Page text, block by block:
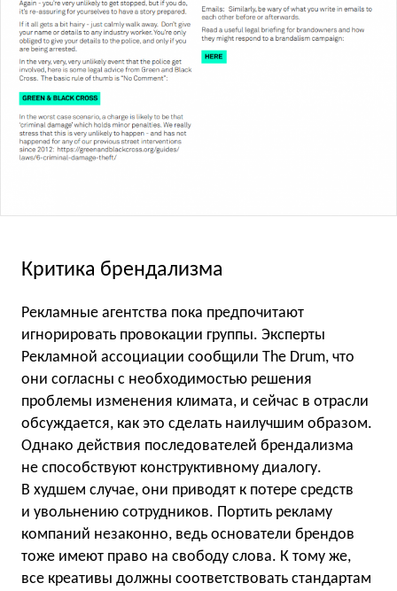
Критика брендализма
Рекламные агентства пока предпочитают
игнорировать провокации группы. Эксперты
Рекламной ассоциации сообщили The Drum, что
они согласны с необходимостью решения
проблемы изменения климата, и сейчас в отрасли
обсуждается, как это сделать наилучшим образом.
Однако действия последователей брендализма
не способствуют конструктивному диалогу.
В худшем случае, они приводят к потере средств
и увольнению сотрудников. Портить рекламу
компаний незаконно, ведь основатели брендов
тоже имеют право на свободу слова. К тому же,
все креативы должны соответствовать стандартам